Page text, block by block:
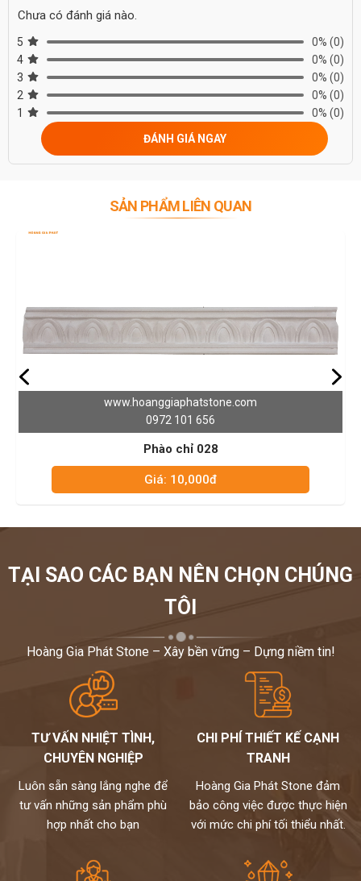
Chưa có đánh giá nào.
5 0% (0)
4
0% (0)
3
0% (0)
2
0% (0)
1
0% (0)
ĐÁNH GIÁ NGAY
SẢN PHẨM LIÊN QUAN
TẠI SAO CÁC BẠN NÊN CHỌN CHÚNG
TÔI
Hoàng Gia Phát Stone – Xây bền vững – Dựng niềm tin!
TƯ VẤN NHIỆT TÌNH,
CHUYÊN NGHIỆP
Luôn sẵn sàng lắng nghe để
tư vấn những sản phẩm phù
hợp nhất cho bạn
CHI PHÍ THIẾT KẾ CẠNH
TRANH
Hoàng Gia Phát Stone đảm
bảo công việc được thực hiện
với mức chi phí tối thiểu nhất.